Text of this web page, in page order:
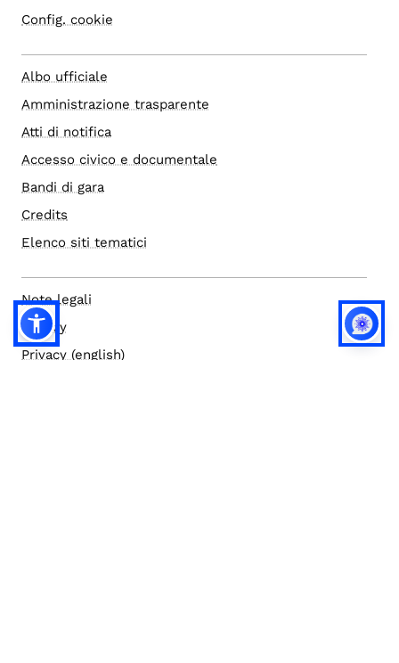
Config. cookie
Albo ufficiale
Amministrazione trasparente
Atti di notifica
Accesso civico e documentale
Bandi di gara
Credits
Elenco siti tematici
Note legali
Privacy
Privacy (english)